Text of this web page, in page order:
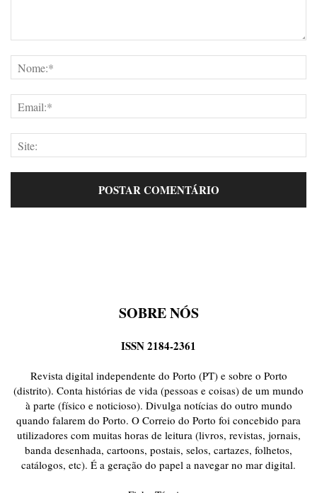
SOBRE NÓS
ISSN 2184-2361
Revista digital independente do Porto (PT) e sobre o Porto
(distrito). Conta histórias de vida (pessoas e coisas) de um mundo
à parte (físico e noticioso). Divulga notícias do outro mundo
quando falarem do Porto. O Correio do Porto foi concebido para
utilizadores com muitas horas de leitura (livros, revistas, jornais,
banda desenhada, cartoons, postais, selos, cartazes, folhetos,
catálogos, etc). É a geração do papel a navegar no mar digital.